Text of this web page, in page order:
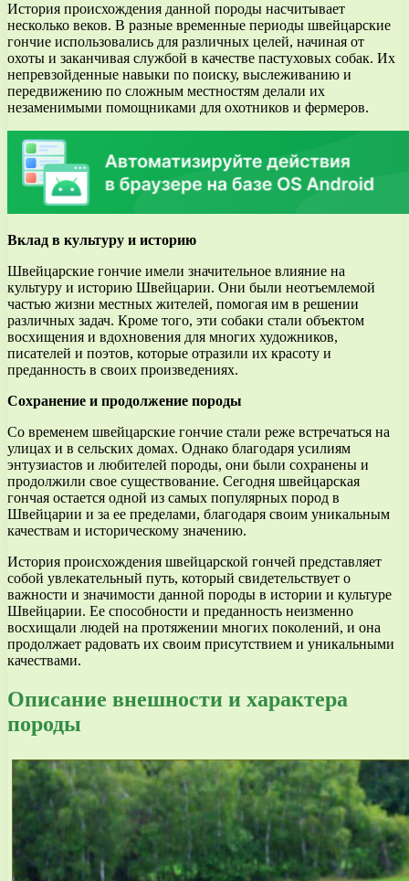
История происхождения данной породы насчитывает
несколько веков. В разные временные периоды швейцарские
гончие использовались для различных целей, начиная от
охоты и заканчивая службой в качестве пастуховых собак. Их
непревзойденные навыки по поиску, выслеживанию и
передвижению по сложным местностям делали их
незаменимыми помощниками для охотников и фермеров.
Вклад в культуру и историю
Швейцарские гончие имели значительное влияние на
культуру и историю Швейцарии. Они были неотъемлемой
частью жизни местных жителей, помогая им в решении
различных задач. Кроме того, эти собаки стали объектом
восхищения и вдохновения для многих художников,
писателей и поэтов, которые отразили их красоту и
преданность в своих произведениях.
Сохранение и продолжение породы
Со временем швейцарские гончие стали реже встречаться на
улицах и в сельских домах. Однако благодаря усилиям
энтузиастов и любителей породы, они были сохранены и
продолжили свое существование. Сегодня швейцарская
гончая остается одной из самых популярных пород в
Швейцарии и за ее пределами, благодаря своим уникальным
качествам и историческому значению.
История происхождения швейцарской гончей представляет
собой увлекательный путь, который свидетельствует о
важности и значимости данной породы в истории и культуре
Швейцарии. Ее способности и преданность неизменно
восхищали людей на протяжении многих поколений, и она
продолжает радовать их своим присутствием и уникальными
качествами.
Описание внешности и характера
породы